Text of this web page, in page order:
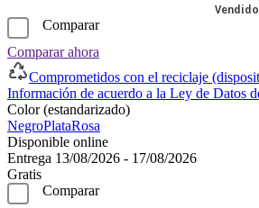
Comparar
Comparar ahora
Comprometidos con el reciclaje
Información de acuerdo a la Ley de Datos
Color (estandarizado)
NegroPlataRosa
Disponible online
Entrega 13/08/2026 - 17/08/2026
Gratis
Comparar